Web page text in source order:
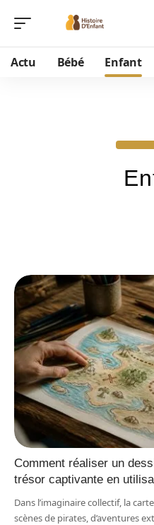
Actu Bébé Enfant
Comment réaliser un
trésor captivante en
Dans l’imaginaire collectif, la
scènes de pirates, d’aventures